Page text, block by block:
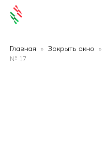
Главная Закрыть окно
№ 17